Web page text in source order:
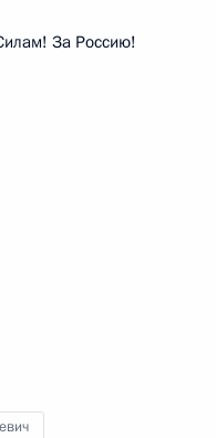
За Россию!